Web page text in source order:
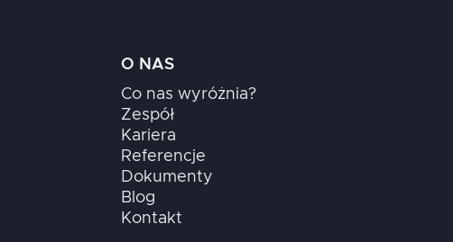
O NAS
Co nas wyróżnia?
Zespół
Kariera
Referencje
Dokumenty
Blog
Kontakt